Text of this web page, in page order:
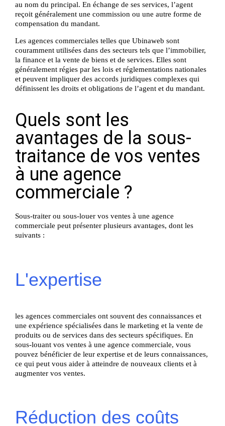
au nom du principal. En échange de ses services, l’agent
reçoit généralement une commission ou une autre forme de
compensation du mandant.
Les agences commerciales telles que Ubinaweb sont
couramment utilisées dans des secteurs tels que l’immobilier,
la finance et la vente de biens et de services. Elles sont
généralement régies par les lois et réglementations nationales
et peuvent impliquer des accords juridiques complexes qui
définissent les droits et obligations de l’agent et du mandant.
Quels sont les
avantages de la sous-
traitance de vos ventes
à une agence
commerciale ?
Sous-traiter ou sous-louer vos ventes à une agence
commerciale peut présenter plusieurs avantages, dont les
suivants :
L'expertise
les agences commerciales ont souvent des connaissances et
une expérience spécialisées dans le marketing et la vente de
produits ou de services dans des secteurs spécifiques. En
sous-louant vos ventes à une agence commerciale, vous
pouvez bénéficier de leur expertise et de leurs connaissances,
ce qui peut vous aider à atteindre de nouveaux clients et à
augmenter vos ventes.
Réduction des coûts